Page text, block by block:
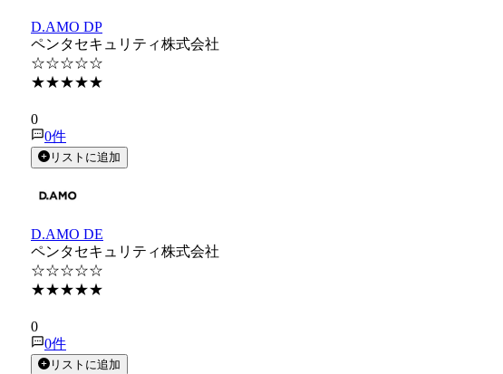
D.AMO DP
ペンタセキュリティ株式会社
☆☆☆☆☆
★★★★★
0
0件
リストに追加
D.AMO DE
ペンタセキュリティ株式会社
☆☆☆☆☆
★★★★★
0
0件
リストに追加